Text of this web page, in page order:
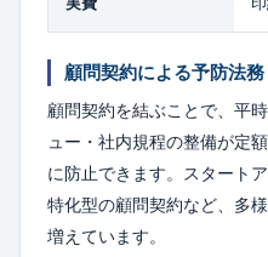
顧問契約による予防法務
顧問契約を結ぶことで、平
ュー・社内規程の整備が定
に防止できます。スタート
特化型の顧問契約など、多
増えています。